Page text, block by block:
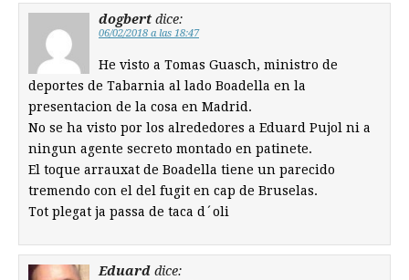
dogbert dice:
06/02/2018 a las 18:47
He visto a Tomas Guasch, ministro de
deportes de Tabarnia al lado Boadella en la
presentacion de la cosa en Madrid.
No se ha visto por los alrededores a Eduard Pujol ni a
ningun agente secreto montado en patinete.
El toque arrauxat de Boadella tiene un parecido
tremendo con el del fugit en cap de Bruselas.
Tot plegat ja passa de taca d´oli
Eduard dice: